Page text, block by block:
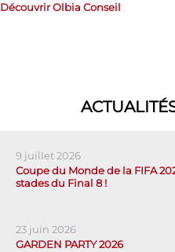
Découvrir Olbia Conseil
9 juillet 2026
Coupe du Monde de la FIFA
stades du Final 8 !
23 juin 2026
GARDEN PARTY 2026